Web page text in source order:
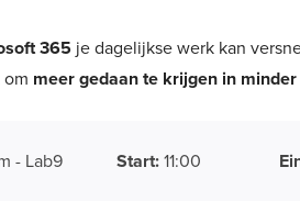
365 je dagelijkse werk kan
meer gedaan te krijgen in
- Lab9
Start:11:00